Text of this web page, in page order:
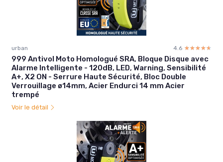
urban 4.6 ☆☆☆☆☆
★★★★★
999 Antivol Moto Homologué SRA, Bloque Disque avec
Alarme Intelligente - 120dB, LED, Warning, Sensibilité
A+, X2 ON - Serrure Haute Sécurité, Bloc Double
Verrouillage ø14mm, Acier Endurci 14 mm Acier
trempé
Voir le détail